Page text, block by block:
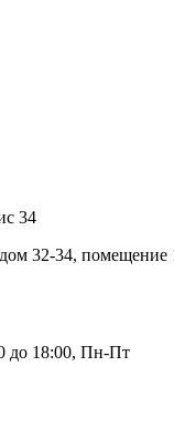
34
32-34,
до 18:00, Пн-Пт